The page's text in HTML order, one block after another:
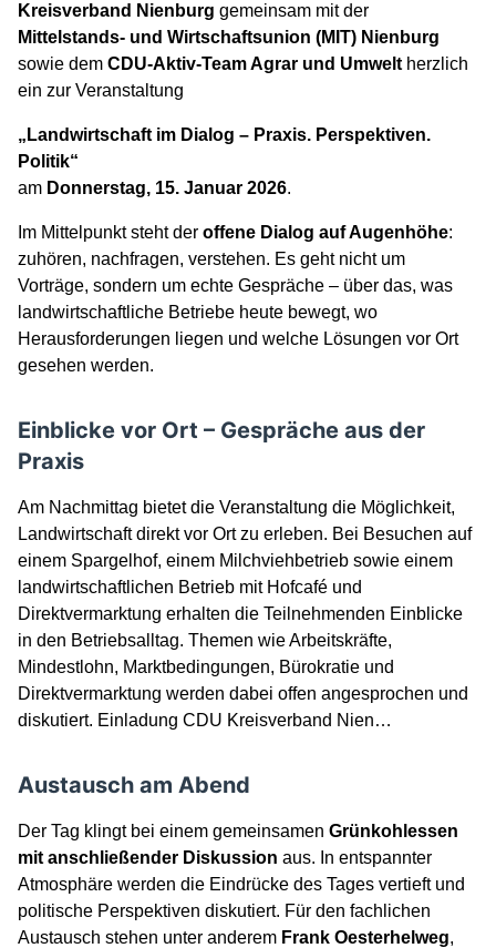
Kreisverband Nienburg gemeinsam mit der
Mittelstands- und Wirtschaftsunion (MIT) Nienburg
sowie dem CDU-Aktiv-Team Agrar und Umwelt herzlich
ein zur Veranstaltung
„Landwirtschaft im Dialog – Praxis. Perspektiven.
Politik“
am Donnerstag, 15. Januar 2026.
Im Mittelpunkt steht der offene Dialog auf Augenhöhe:
zuhören, nachfragen, verstehen. Es geht nicht um
Vorträge, sondern um echte Gespräche – über das, was
landwirtschaftliche Betriebe heute bewegt, wo
Herausforderungen liegen und welche Lösungen vor Ort
gesehen werden.
Einblicke vor Ort – Gespräche aus der
Praxis
Am Nachmittag bietet die Veranstaltung die Möglichkeit,
Landwirtschaft direkt vor Ort zu erleben. Bei Besuchen auf
einem Spargelhof, einem Milchviehbetrieb sowie einem
landwirtschaftlichen Betrieb mit Hofcafé und
Direktvermarktung erhalten die Teilnehmenden Einblicke
in den Betriebsalltag. Themen wie Arbeitskräfte,
Mindestlohn, Marktbedingungen, Bürokratie und
Direktvermarktung werden dabei offen angesprochen und
diskutiert. Einladung CDU Kreisverband Nien…
Austausch am Abend
Der Tag klingt bei einem gemeinsamen Grünkohlessen
mit anschließender Diskussion aus. In entspannter
Atmosphäre werden die Eindrücke des Tages vertieft und
politische Perspektiven diskutiert. Für den fachlichen
Austausch stehen unter anderem Frank Oesterhelweg,